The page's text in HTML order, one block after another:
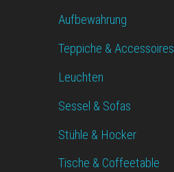
Aufbewahrung
Teppiche & Accessoires
Leuchten
Sessel & Sofas
Stühle & Hocker
Tische & Coffeetable